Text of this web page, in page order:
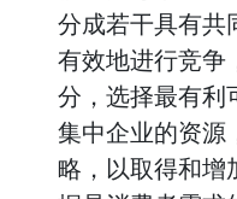
分成若干具有共
有效地进行竞争
分，选择最有利
集中企业的资源
略，以取得和增